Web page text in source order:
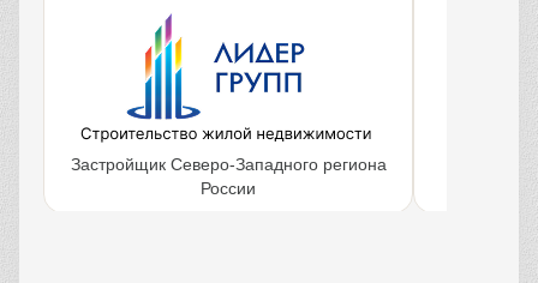
Застройщик Северо-Западного региона
России